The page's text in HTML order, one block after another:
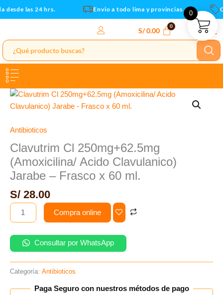
Ir
al
las 24 hrs. Envio a todo lima y provincias
S/0.00
Antibioticos
Clavutrim Cl 250mg+62.5mg
(Amoxicilina/ Acido Clavulanico)
Jarabe – Frasco x 60 ml.
S/ 28.00
Clavutrim
Cl
(Amoxicilina/
Clavulanico)
Jarabe
-
Frasco
x
ml.
cantidad
Compra online
Consultar por WhatsApp
Categoría: Antibioticos
Paga Seguro con nuestros métodos de pago
0
Jarabe
Frasco
x
60